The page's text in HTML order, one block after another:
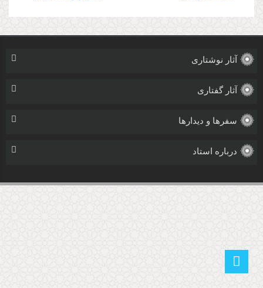
آثار نوشتاری
آثار گفتاری
سفرها و دیدارها
درباره استاد